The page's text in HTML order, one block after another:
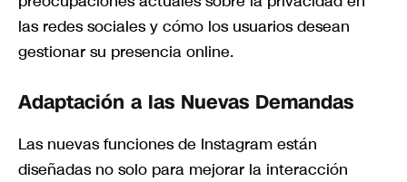
las redes sociales y cómo los usuarios desean
gestionar su presencia online.
Adaptación a las Nuevas Demandas
Las nuevas funciones de Instagram están
diseñadas no solo para mejorar la interacción